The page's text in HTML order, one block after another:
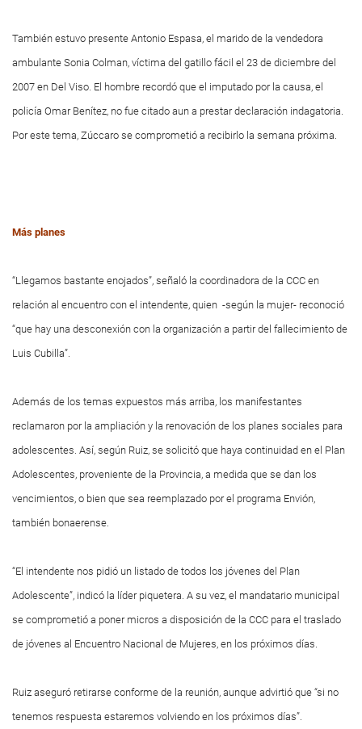
También estuvo presente Antonio Espasa, el marido de la vendedora
ambulante Sonia Colman, víctima del gatillo fácil el 23 de diciembre del
2007 en Del Viso. El hombre recordó que el imputado por la causa, el
policía Omar Benítez, no fue citado aun a prestar declaración indagatoria.
Por este tema, Zúccaro se comprometió a recibirlo la semana próxima.
Más planes
“Llegamos bastante enojados”, señaló la coordinadora de la CCC en
relación al encuentro con el intendente, quien -según la mujer- reconoció
“que hay una desconexión con la organización a partir del fallecimiento de
Luis Cubilla”.
Además de los temas expuestos más arriba, los manifestantes
reclamaron por la ampliación y la renovación de los planes sociales para
adolescentes. Así, según Ruiz, se solicitó que haya continuidad en el Plan
Adolescentes, proveniente de la Provincia, a medida que se dan los
vencimientos, o bien que sea reemplazado por el programa Envión,
también bonaerense.
“El intendente nos pidió un listado de todos los jóvenes del Plan
Adolescente”, indicó la líder piquetera. A su vez, el mandatario municipal
se comprometió a poner micros a disposición de la CCC para el traslado
de jóvenes al Encuentro Nacional de Mujeres, en los próximos días.
Ruiz aseguró retirarse conforme de la reunión, aunque advirtió que “si no
tenemos respuesta estaremos volviendo en los próximos días”.